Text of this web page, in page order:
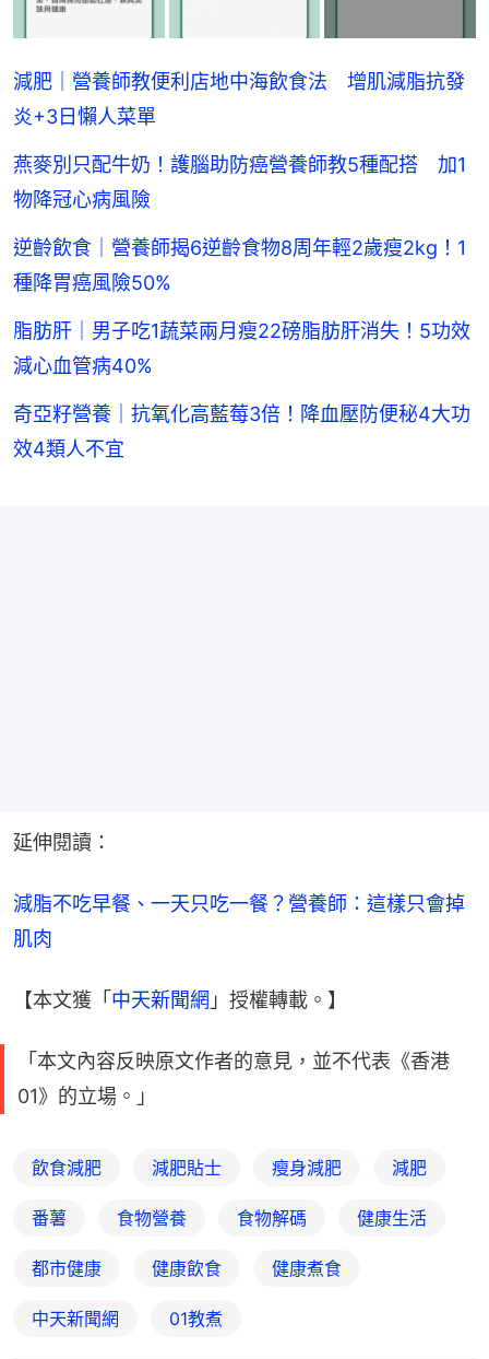
減肥｜營養師教便利店地中海飲食法 增肌減脂抗發
炎+3日懶人菜單
燕麥別只配牛奶！護腦助防癌營養師教5種配搭 加1
物降冠心病風險
逆齡飲食｜營養師揭6逆齡食物8周年輕2歲瘦2kg！1
種降胃癌風險50%
脂肪肝｜男子吃1蔬菜兩月瘦22磅脂肪肝消失！5功效
減心血管病40%
奇亞籽營養｜抗氧化高藍莓3倍！降血壓防便秘4大功
效4類人不宜
延伸閱讀：
減脂不吃早餐、一天只吃一餐？營養師：這樣只會掉
肌肉
【本文獲「 中天新聞網 」授權轉載。】
「本文內容反映原文作者的意見，並不代表《香港
01》的立場。」
飲食減肥 減肥貼士 瘦身減肥 減肥
番薯 食物營養 食物解碼 健康生活
都市健康 健康飲食 健康煮食
中天新聞網 01教煮